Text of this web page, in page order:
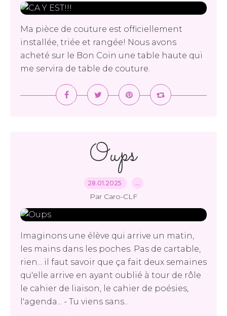
Ma pièce de couture est officiellement
installée, triée et rangée! Nous avons
acheté sur le Bon Coin une table haute qui
me servira de table de couture.
Oups
28.01.2025 …
Par Caro-CLF
Imaginons une élève qui arrive un matin,
les mains dans les poches. Pas de cartable,
rien... il faut savoir que ça fait deux semaines
qu'elle arrive en ayant oublié à tour de rôle
le cahier de liaison, le cahier de poésies,
l'agenda... - Tu viens sans...